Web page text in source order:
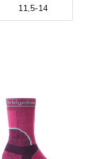
11,5-14